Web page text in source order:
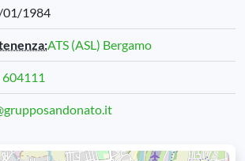
1984
ATS (ASL) Bergamo